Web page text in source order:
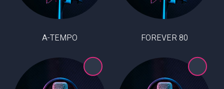
80 FOREVER
A-TEMPO